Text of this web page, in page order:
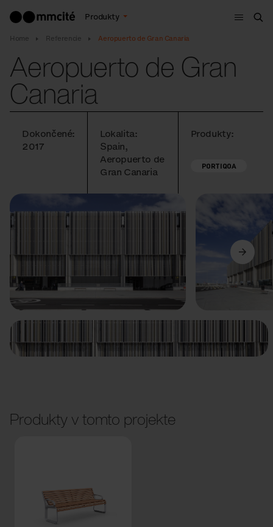
Produkty
Menu
Home Referencie Aeropuerto de Gran Canaria
Aeropuerto de Gran
Canaria
Dokončené:
2017
Lokalita:
Spain,
Aeropuerto de
Gran Canaria
Produkty:
PORTIQOA
Predchádzajúci Ďalší
Produkty v tomto projekte